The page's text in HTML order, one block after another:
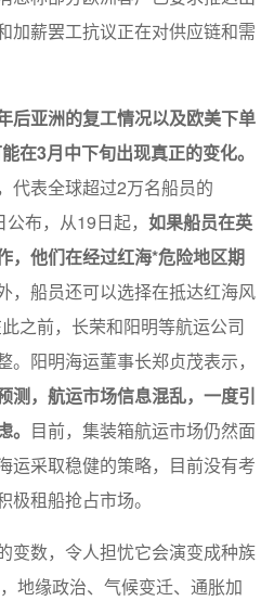
加薪罢工抗议正在对供应链和需
后亚洲的复工情况以及欧美下单
在3月中下旬出现真正的变化。
代表全球超过2万名船员的
布，从19日起， 如果船员在英
，他们在经过红海*危险地区期
，船员还可以选择在抵达红海风
之前，长荣和阳明等航运公司
阳明海运董事长郑贞茂表示，
测，航运市场信息混乱，一度引
目前，集装箱航运市场仍然面
运采取稳健的策略，目前没有考
租船抢占市场。
变数，令人担忧它会演变成种族
地缘政治、气候变迁、通胀加